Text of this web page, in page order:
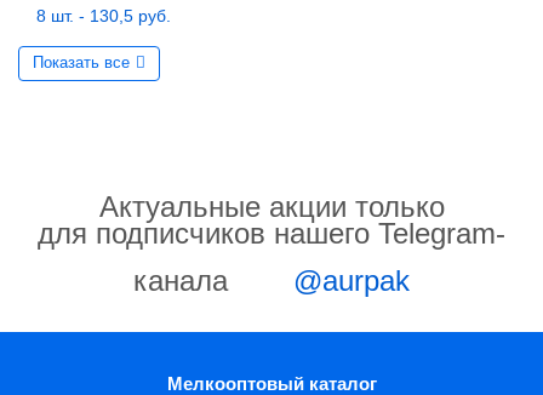
8 шт. - 130,5 руб.
Показать все
Актуальные акции только
для подписчиков нашего Telegram-
канала
@aurpak
Мелкооптовый каталог